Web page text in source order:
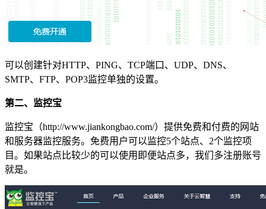
可以创建针对HTTP、PING、TCP端口、UDP、DNS、
SMTP、FTP、POP3监控单独的设置。
第二、监控宝
监控宝（http://www.jiankongbao.com/）提供免费和付费的网站
和服务器监控服务。免费用户可以监控5个站点、2个监控项
目。如果站点比较少的可以使用即便站点多，我们多注册账号
就是。